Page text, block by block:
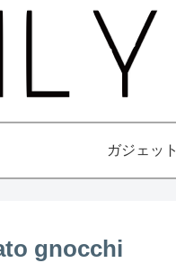
ガジェット
gnocchi